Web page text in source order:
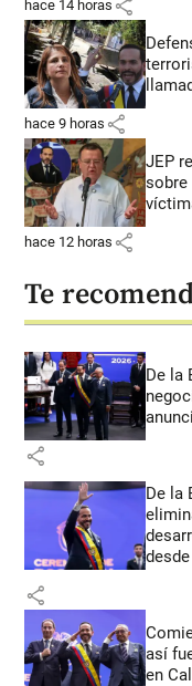
hace 14 horas
hace 9 horas share
JEP
sobre
hace 12 horas share
Te
De la
share
De la
share
así
en